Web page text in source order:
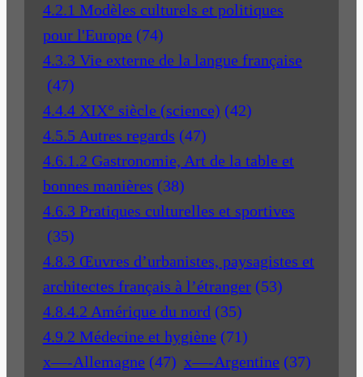
4.2.1 Modèles culturels et politiques
pour l'Europe (74)
4.3.3 Vie externe de la langue française
(47)
4.4.4 XIX° siècle (science) (42)
4.5.5 Autres regards (47)
4.6.1.2 Gastronomie, Art de la table et
bonnes manières (38)
4.6.3 Pratiques culturelles et sportives
(35)
4.8.3 Œuvres d’urbanistes, paysagistes et
architectes français à l’étranger (53)
4.8.4.2 Amérique du nord (35)
4.9.2 Médecine et hygiène (71)
x—-Allemagne (47) x—-Argentine (37)